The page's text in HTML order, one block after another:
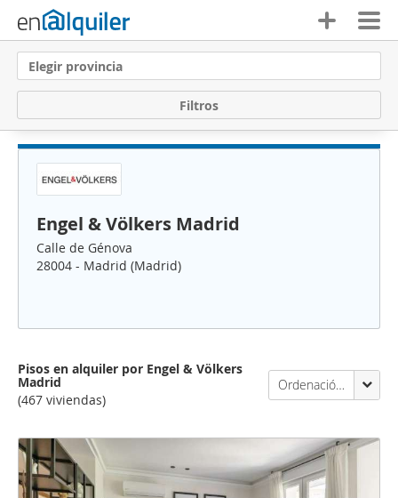
Elegir provincia
Filtros
Engel & Völkers Madrid
Calle de Génova
28004 - Madrid (Madrid)
Pisos en alquiler por Engel & Völkers
Madrid
(467 viviendas)
Ordenación Enalquiler